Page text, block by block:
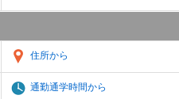
住所から
通勤通学時間から